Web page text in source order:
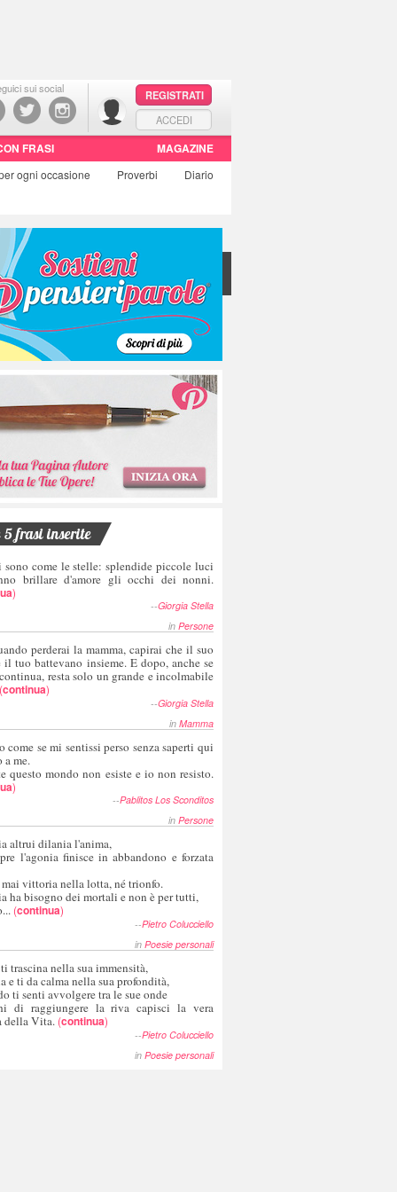
sui social
REGISTRATI
ACCEDI
FRASI MAGAZINE
ogni occasione Proverbi Diario
frasi inserite
come le stelle: splendide piccole luci
brillare d'amore gli occhi dei nonni.
)
--Giorgia Stella
in Persone
perderai la mamma, capirai che il suo
il tuo battevano insieme. E dopo, anche se
resta solo un grande e incolmabile
continua)
--Giorgia Stella
in Mamma
come se mi sentissi perso senza saperti qui
a me.
questo mondo non esiste e io non resisto.
)
--Pablitos Los Sconditos
in Persone
altrui dilania l'anima,
l'agonia finisce in abbandono e forzata
mai vittoria nella lotta, né trionfo.
ha bisogno dei mortali e non è per tutti,
(continua)
--Pietro Colucciello
in Poesie personali
trascina nella sua immensità,
e ti da calma nella sua profondità,
ti senti avvolgere tra le sue onde
di raggiungere la riva capisci la vera
della Vita. (continua)
--Pietro Colucciello
in Poesie personali